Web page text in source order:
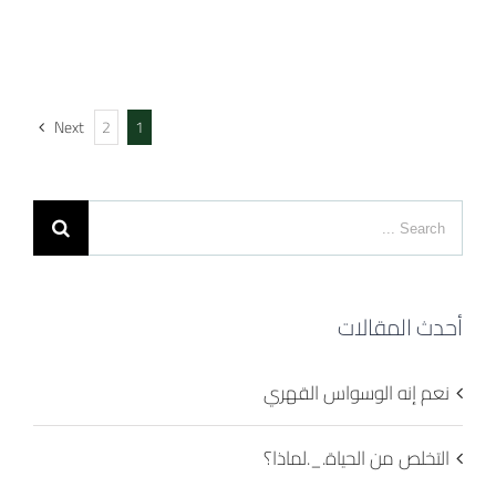
1
2
Next
Search
for:
أحدث المقالات
نعم إنه الوسواس القهري
التخلص من الحياة._.لماذا؟